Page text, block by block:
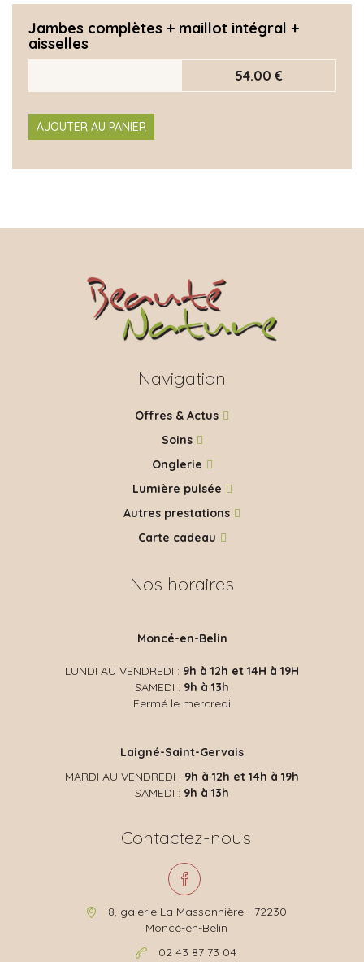
Jambes complètes + maillot intégral +
aisselles
54.00 €
AJOUTER AU PANIER
Navigation
Offres & Actus
Soins
Onglerie
Lumière pulsée
Autres prestations
Carte cadeau
Nos horaires
Moncé-en-Belin
LUNDI AU VENDREDI : 9h à 12h et 14H à 19H
SAMEDI : 9h à 13h
Fermé le mercredi
Laigné-Saint-Gervais
MARDI AU VENDREDI : 9h à 12h et 14h à 19h
SAMEDI : 9h à 13h
Contactez-nous
8, galerie La Massonnière - 72230
Moncé-en-Belin
02 43 87 73 04